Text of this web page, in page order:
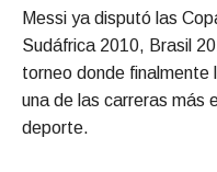
Messi ya disputó las
Sudáfrica 2010, Brasil
torneo donde
una de las carreras más
deporte.